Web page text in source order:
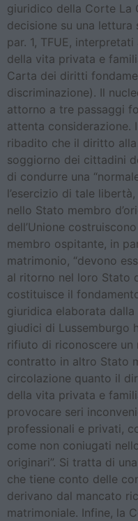
giuridico della Corte La
decisione su una
par. 1, TFUE,
della vita privata e
Carta dei diritti
discriminazione). Il
attorno a tre passaggi
attenta considerazione.
ribadito che il diritto
soggiorno dei cittadini
di condurre una
l’esercizio di tale
nello Stato membro
dell’Unione
membro ospitante, in
matrimonio, “devono
al ritorno nel loro Stato
costituisce il
giuridica elaborata
giudici di Lussemburgo
rifiuto di riconoscere un
contratto in altro Stato
circolazione quanto il
della vita privata e
provocare seri
professionali e privati,
come non coniugati
originari”. Si tratta di
che tiene conto delle
derivano dal mancato
matrimoniale. Infine, la